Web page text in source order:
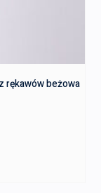
rękawów beżowa